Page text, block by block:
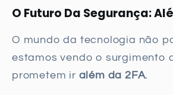
O Futuro Da Segurança:
O mundo da tecnologia não
estamos vendo o surgimento
prometem ir além da 2FA.